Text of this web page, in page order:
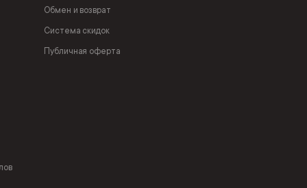
Обмен и возврат
Система скидок
Публичная оферта